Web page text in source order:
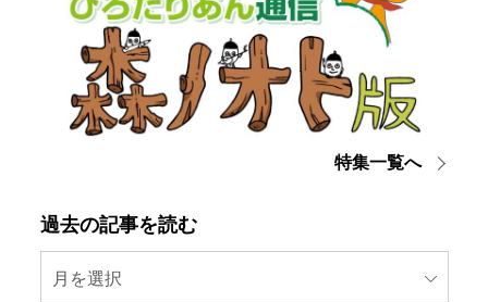
特集一覧へ
過去の記事を読む
月を選択